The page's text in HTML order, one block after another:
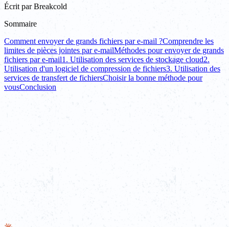
Écrit par Breakcold
Sommaire
Comment envoyer de grands fichiers par e-mail ?Comprendre les
limites de pièces jointes par e-mailMéthodes pour envoyer de grands
fichiers par e-mail1. Utilisation des services de stockage cloud2.
Utilisation d'un logiciel de compression de fichiers3. Utilisation des
services de transfert de fichiersChoisir la bonne méthode pour
vousConclusion